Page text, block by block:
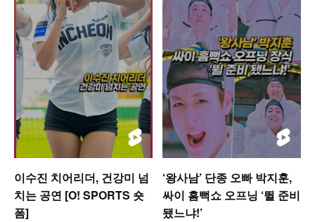
이수진 치어리더, 건강미 넘
치는 공연 [O! SPORTS 숏
폼]
‘왕사남’ 단종 오빠 박지훈,
싸이 흠뻑쇼 오프닝 ‘뛸 준비
됐느냐!’